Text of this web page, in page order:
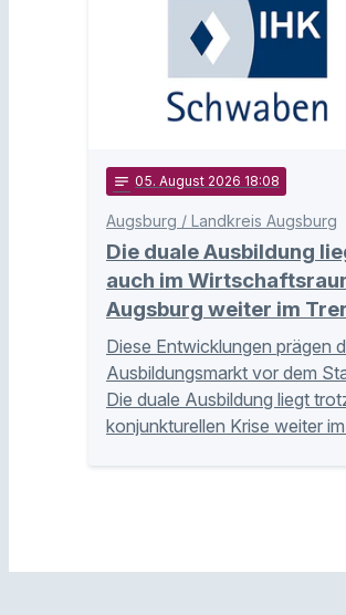
notes 05. August 2026 18:08
Augsburg / Landkreis Augsburg
Die duale Ausbildung
auch im
Augsburg weiter im
Diese Entwicklungen prägen
Ausbildungsmarkt vor dem
Die duale Ausbildung liegt
konjunkturellen Krise weiter